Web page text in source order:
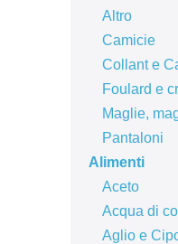
Altro
Camicie
Collant e
Foulard e
Maglie,
Pantaloni
Alimenti
Aceto
Acqua di
Aglio e